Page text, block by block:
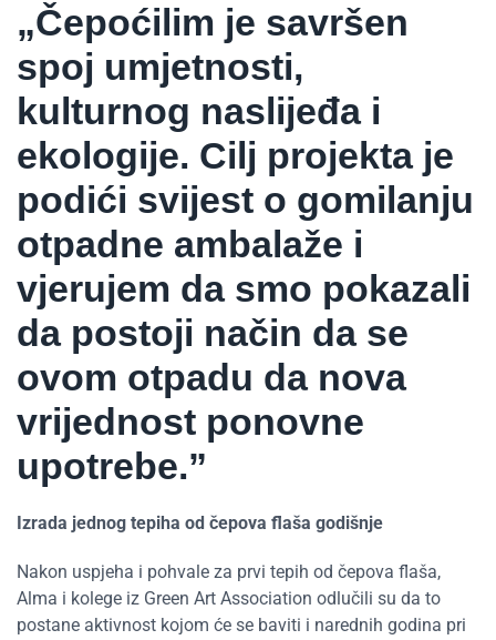
„Čepoćilim je savršen
spoj umjetnosti,
kulturnog naslijeđa i
ekologije. Cilj projekta je
podići svijest o gomilanju
otpadne ambalaže i
vjerujem da smo pokazali
da postoji način da se
ovom otpadu da nova
vrijednost ponovne
upotrebe.”
Izrada jednog tepiha od čepova flaša godišnje
Nakon uspjeha i pohvale za prvi tepih od čepova flaša,
Alma i kolege iz Green Art Association odlučili su da to
postane aktivnost kojom će se baviti i narednih godina pri